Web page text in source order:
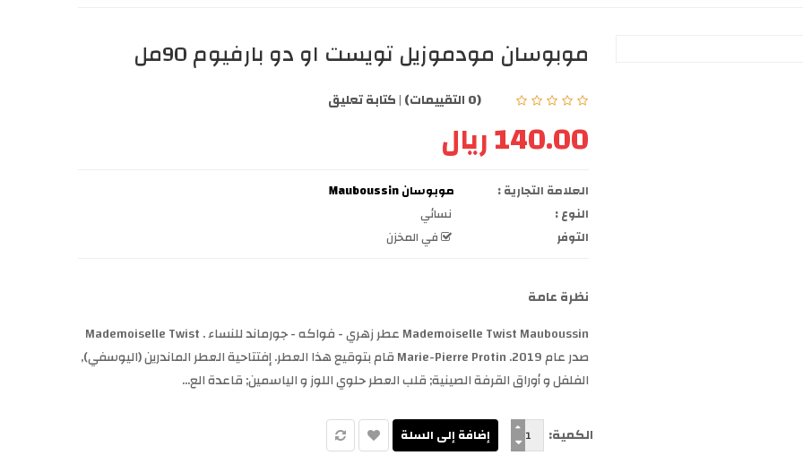
موبوسان مودموزيل تويست او دو بارفيوم 90مل
(0 التقييمات) |كتابة تعليق
140.00 ريال
العلامة التجارية :
موبوسان Mauboussin
النوع :
نسائي
التوفر
في المخزن
نظرة عامة
Mademoiselle Twist Mauboussin عطر زهري - فواكه - جورماند للنساء . Mademoiselle Twist
صدر عام 2019. Marie-Pierre Protin قام بتوقيع هذا العطر. إفتتاحية العطر الماندرين (اليوسفي),
الفلفل و أوراق القرفة الصينية; قلب العطر حلوي اللوز و الياسمين; قاعدة الع...
الكمية: